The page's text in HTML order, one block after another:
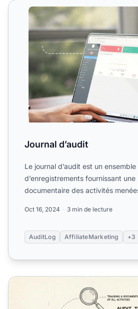
Journal d’audit
Journal d’audit
Le journal d’audit est un
d’enregistrements fournissant
documentaire des activités
Oct 16, 2024 3 min de lecture
AuditLog AffiliateMarketing +3
Fonctionnalité Journal d’audit